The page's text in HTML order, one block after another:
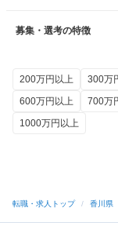
募集・選考の特徴
200万円以上 300万
600万円以上
700万
1000万円以上
転職・求人トップ / 香川県